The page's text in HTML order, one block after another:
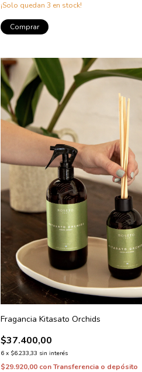
¡Solo quedan 3 en stock!
Comprar
Fragancia Kitasato Orchids
$37.400,00
6 x $6.233,33 sin interés
$29.920,00 conTransferencia o depósito